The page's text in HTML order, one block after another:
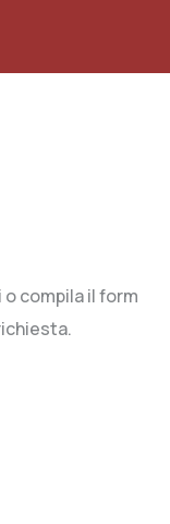
compila il form